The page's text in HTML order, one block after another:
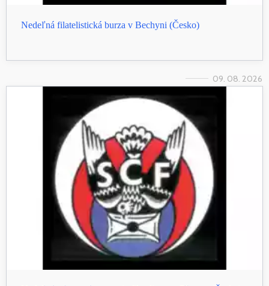
Nedeľná filatelistická burza v Bechyni (Česko)
09. 08. 2026